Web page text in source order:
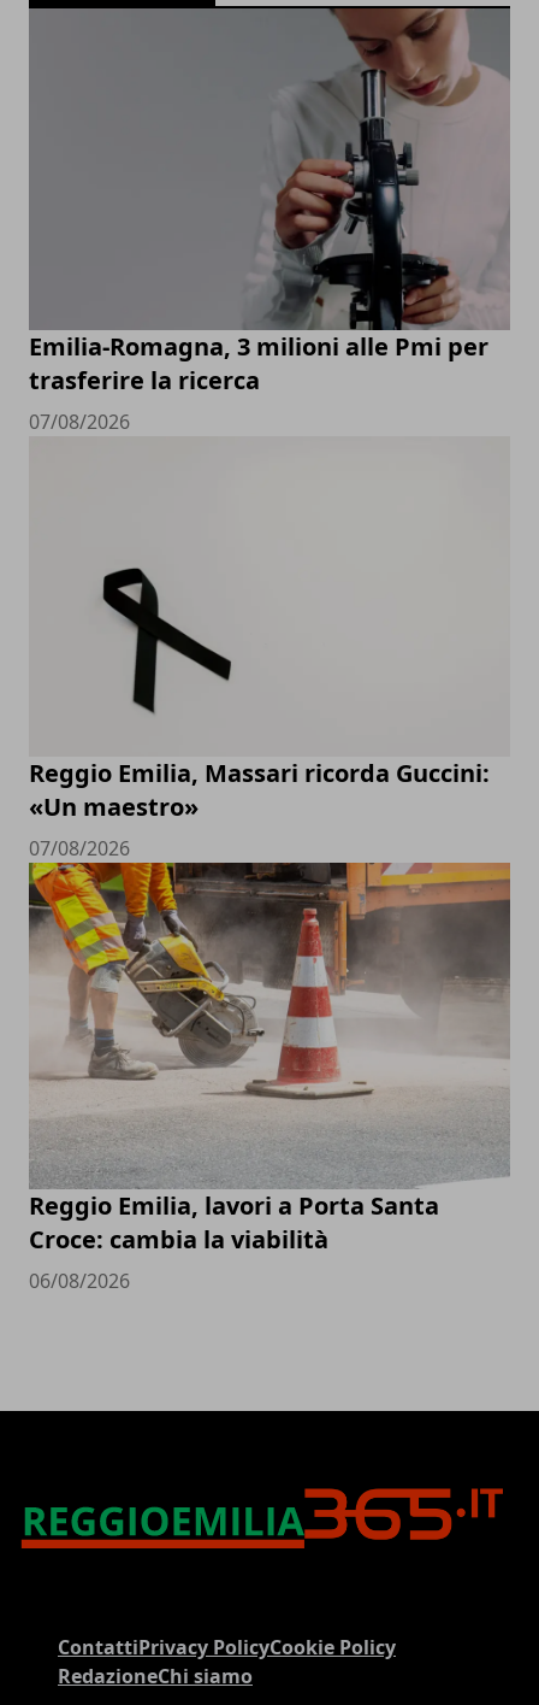
Emilia-Romagna, 3 milioni alle Pmi per
trasferire la ricerca
07/08/2026
Reggio Emilia, Massari ricorda Guccini:
«Un maestro»
07/08/2026
Reggio Emilia, lavori a Porta Santa
Croce: cambia la viabilità
06/08/2026
ContattiPrivacy PolicyCookie Policy
RedazioneChi siamo